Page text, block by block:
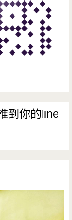
到你的line